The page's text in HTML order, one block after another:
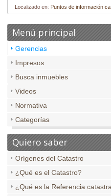
Localizado en: Puntos de información
Menú principal
Gerencias
Impresos
Busca inmuebles
Videos
Normativa
Categorías
Quiero saber
Orígenes del Catastro
¿Qué es el Catastro?
¿Qué es la Referencia